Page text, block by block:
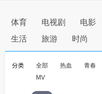
体育 电视剧 电影
生活
旅游 时尚
分类 全部 热血 青春
MV